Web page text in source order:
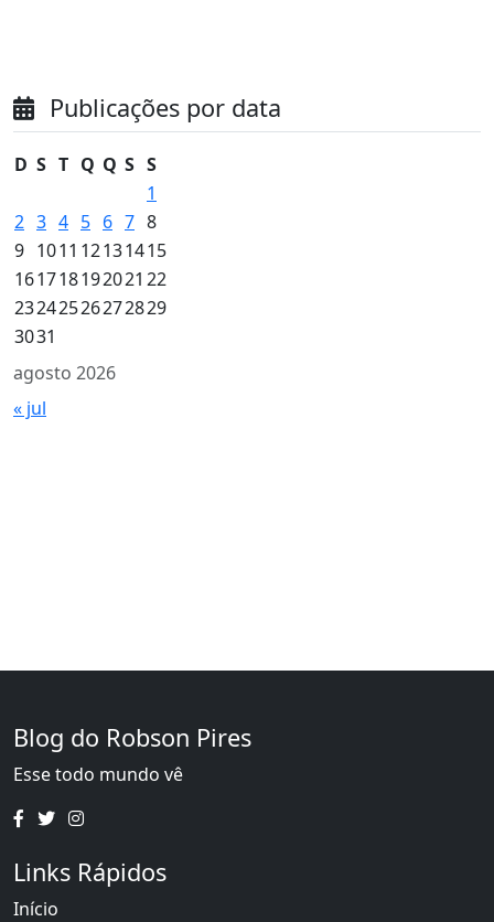
Publicações por data
agosto 2026
D S T Q Q S S
1
2 3 4 5 6 7 8
9 1011 12131415
161718192021 22
23242526272829
3031
« jul
Blog do Robson Pires
Esse todo mundo vê
Links Rápidos
Início